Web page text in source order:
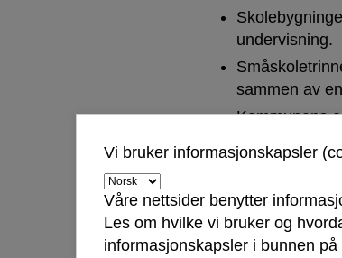
undervisning.
sammen av
Kommunens
Norge, er i
Den nye
Skolens nettside -
Vi bruker informasjonskapsler
Våre nettsider benytter
Les om hvilke vi bruker og
informasjonskapsler i bunnen